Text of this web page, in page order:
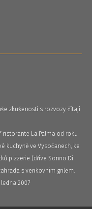
zkušenosti s rozvozy čítají
ristorante La Palma od roku
kuchyně ve Vysočanech, ke
pizzerie (dříve Sonno Di
s venkovním grilem.
ledna 2007